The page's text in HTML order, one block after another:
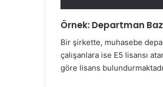
Örnek: Departman
Bir şirkette, muhasebe
çalışanlara ise E5 lisansı
göre lisans